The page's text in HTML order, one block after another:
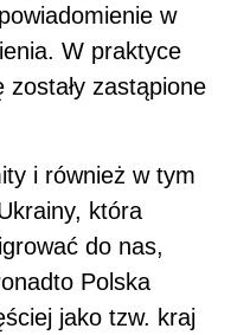
w
W praktyce
zastąpione
i również w tym
która
do nas,
Polska
jako tzw. kraj